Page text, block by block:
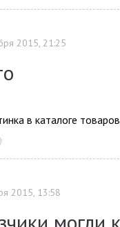
2015, 21:25
в каталоге
2015, 13:58